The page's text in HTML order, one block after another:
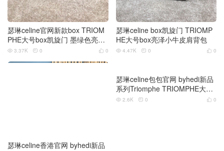
瑟琳celine官网新款box TRIOM
PHE大号box凯旋门 墨绿色亮泽
小牛皮肩背包
 0
 3.37K  0
瑟琳celine box凯旋门 TRIOMP
HE大号box亮泽小牛皮肩背包
 0
 4.47K  0
瑟琳celine香港官网 byhedi新品